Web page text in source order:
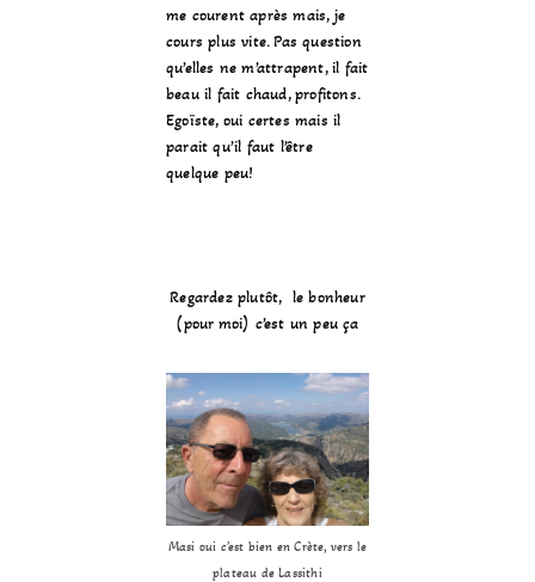
me courent après mais, je
cours plus vite. Pas question
qu’elles ne m’attrapent, il fait
beau il fait chaud, profitons.
Egoïste, oui certes mais il
parait qu’il faut l’être
quelque peu!
Regardez plutôt, le bonheur
(pour moi) c’est un peu ça
Masi oui c’est bien en Crète, vers le
plateau de Lassithi